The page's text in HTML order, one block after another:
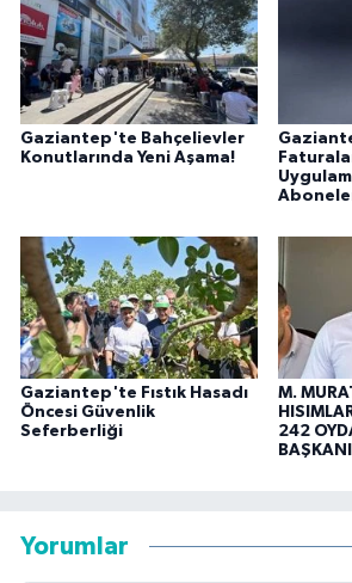
Gaziantep'te Bahçelievler
Konutlarında Yeni Aşama!
Gaziantep'te Fıstık Hasadı
Öncesi Güvenlik
Seferberliği
M.
242
Yorumlar